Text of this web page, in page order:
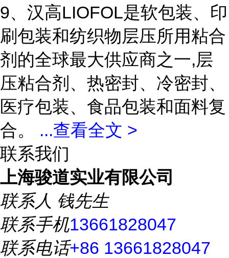
9、汉高LIOFOL是软包装、印
刷包装和纺织物层压所用粘合
剂的全球最大供应商之一,层
压粘合剂、热密封、冷密封、
医疗包装、食品包装和面料复
合。 ...查看全文 >
联系我们
上海骏道实业有限公司
联系人 钱先生
联系手机13661828047
联系电话+86 13661828047